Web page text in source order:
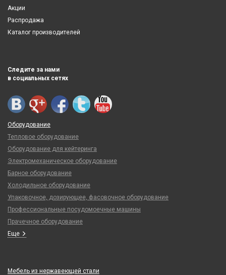
Акции
Распродажа
Каталог производителей
Следите за нами
в социальных сетях
Оборудование
Тепловое оборудование
Оборудование для кейтеринга
Электромеханическое оборудование
Барное оборудование
Холодильное оборудование
Упаковочное, дозирующее, фасовочное оборудование
Профессиональные посудомоечные машины
Прачечное оборудование
Еще
Мебель из нержавеющей стали